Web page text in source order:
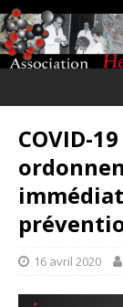
COVID-
16 avril 2020